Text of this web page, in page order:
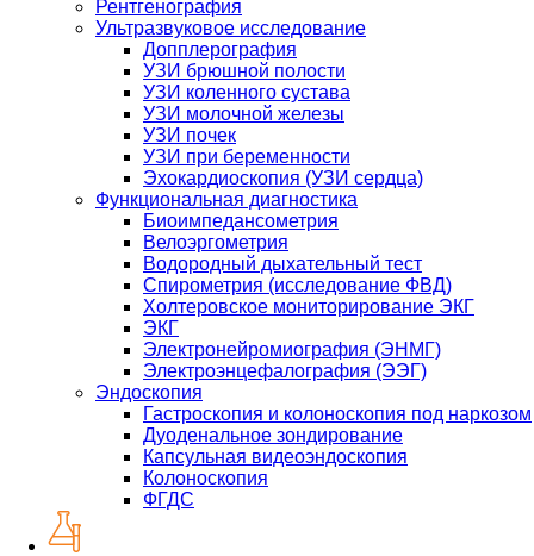
Рентгенография
Ультразвуковое исследование
Допплерография
УЗИ брюшной полости
УЗИ коленного сустава
УЗИ молочной железы
УЗИ почек
УЗИ при беременности
Эхокардиоскопия (УЗИ сердца)
Функциональная диагностика
Биоимпедансометрия
Велоэргометрия
Водородный дыхательный тест
Спирометрия (исследование ФВД)
Холтеровское мониторирование ЭКГ
ЭКГ
Электронейромиография (ЭНМГ)
Электроэнцефалография (ЭЭГ)
Эндоскопия
Гастроскопия и колоноскопия под наркозом
Дуоденальное зондирование
Капсульная видеоэндоскопия
Колоноскопия
ФГДС